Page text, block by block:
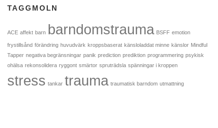
TAGGMOLN
ACE affekt barn barndomstrauma BSFF emotion
frystillsånd förändring huvudvärk kroppsbaserat känsloladdat minne känslor Mindful
Tapper negativa begränsningar panik prediction prediktion programmering psykisk
ohälsa rekonsolidera ryggont smärtor spruträdsla spänningar i kroppen
stress tankar trauma traumatisk barndom utmattning